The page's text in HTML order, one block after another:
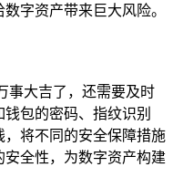
字资产带来巨大风险。
事大吉了，还需要及时
包的密码、指纹识别
将不同的安全保障措施
全性，为数字资产构建